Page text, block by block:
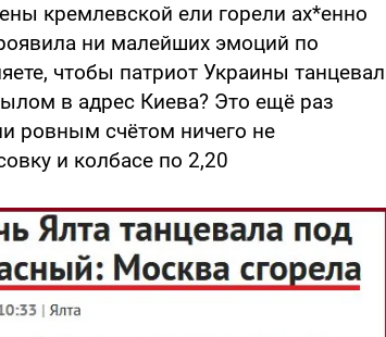
кремлевской ели горели ах*енно
ни малейших эмоций по
чтобы патриот Украины танцевал
в адрес Киева? Это ещё раз
ровным счётом ничего не
и колбасе по 2,20